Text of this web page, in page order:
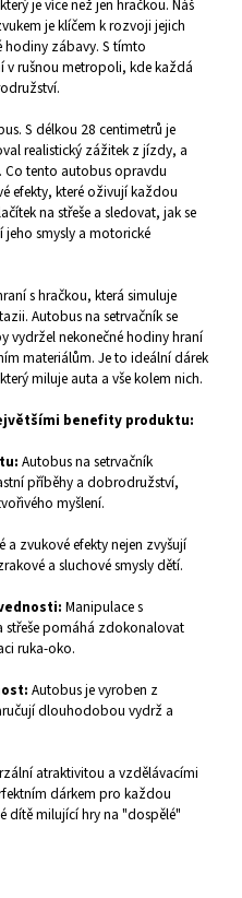
je více než jen hračkou. Náš
je klíčem k rozvoji jejich
zábavy. S tímto
v rušnou metropoli, kde každá
S délkou 28 centimetrů je
realistický zážitek z jízdy, a
Co tento autobus opravdu
efekty, které oživují každou
na střeše a sledovat, jak se
smysly a motorické
s hračkou, která simuluje
Autobus na setrvačník se
vydržel nekonečné hodiny hraní
materiálům. Je to ideální dárek
miluje auta a vše kolem nich.
benefity produktu:
Autobus na setrvačník
příběhy a dobrodružství,
myšlení.
a zvukové efekty nejen zvyšují
a sluchové smysly dětí.
Manipulace s
střeše pomáhá zdokonalovat
ruka-oko.
Autobus je vyroben z
dlouhodobou vydrž a
atraktivitou a vzdělávacími
dárkem pro každou
dítě milující hry na "dospělé"